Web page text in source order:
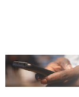
SERIKALI
KIONGOZI
WMA